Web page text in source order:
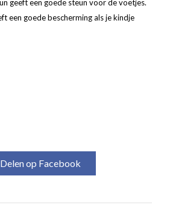
geeft een goede steun voor de voetjes.
een goede bescherming als je kindje
Delen op Facebook